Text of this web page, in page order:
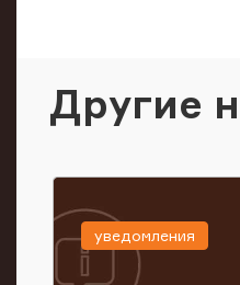
Другие
уведомления